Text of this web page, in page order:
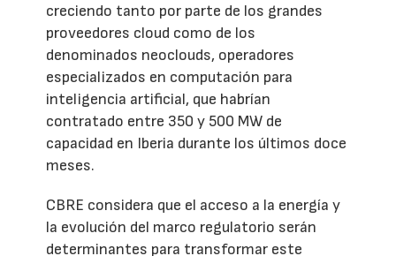
creciendo tanto por parte de los grandes
proveedores cloud como de los
denominados neoclouds, operadores
especializados en computación para
inteligencia artificial, que habrían
contratado entre 350 y 500 MW de
capacidad en Iberia durante los últimos doce
meses.
CBRE considera que el acceso a la energía y
la evolución del marco regulatorio serán
determinantes para transformar este